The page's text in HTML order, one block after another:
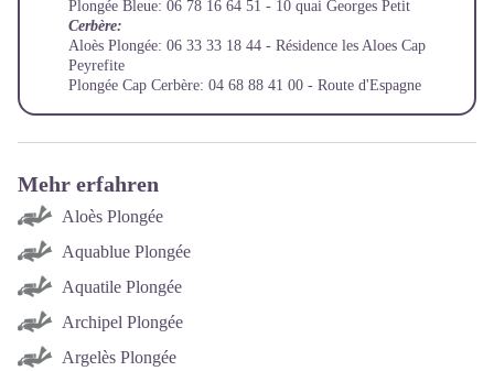
Plongée Bleue: 06 78 16 64 51 - 10 quai Georges Petit
Cerbère:
Aloès Plongée: 06 33 33 18 44 - Résidence les Aloes Cap
Peyrefite
Plongée Cap Cerbère: 04 68 88 41 00 - Route d'Espagne
Mehr erfahren
Aloès Plongée
Aquablue Plongée
Aquatile Plongée
Archipel Plongée
Argelès Plongée